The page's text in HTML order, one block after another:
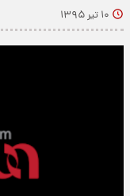
۱۰ تیر ۱۳۹۵